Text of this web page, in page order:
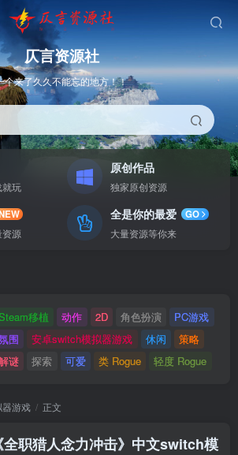
仄言资源社
个来了久久不能忘的地方！！
就玩
原创作品
独家原创资源
源
全是你的最爱
GO
大量资源等你来
移植 动作 2D 角色扮演
PC游戏
围 安卓switch模拟器游戏 休闲
策略
谜 探索 可爱 类 Rogue 轻度 Rogue
游戏 正文
职猎人念力冲击》中文switch模